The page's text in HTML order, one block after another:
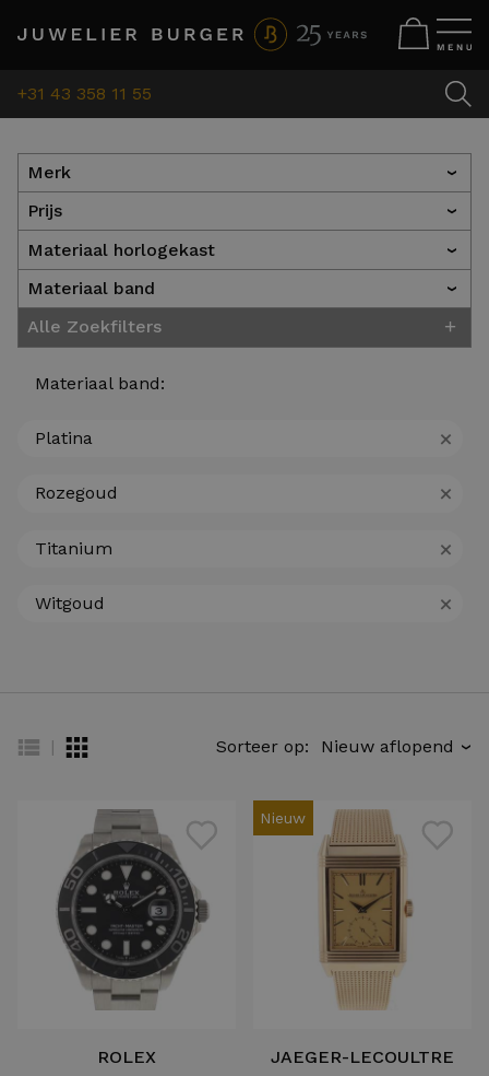
+31 43 358 11 55
Merk ›
Prijs ›
Materiaal horlogekast ›
Materiaal band ›
Alle Zoekfilters +
Materiaal band:
Platina +
Rozegoud +
Titanium +
Witgoud +
| Sorteer op: ›
ROLEX
Nieuw
JAEGER-LECOULTRE